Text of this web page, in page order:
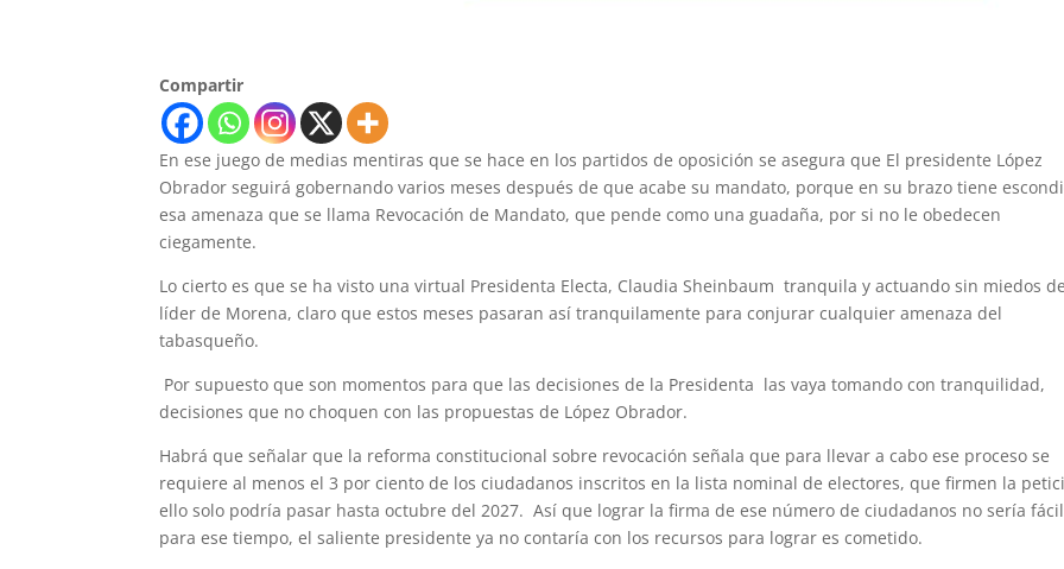
Compartir
En ese juego de medias mentiras que se hace en los partidos de oposición se asegura que El presidente López
Obrador seguirá gobernando varios meses después de que acabe su mandato, porque en su brazo tiene
esa amenaza que se llama Revocación de Mandato, que pende como una guadaña, por si no le obedecen
ciegamente.
Lo cierto es que se ha visto una virtual Presidenta Electa, Claudia Sheinbaum tranquila y actuando sin miedos
líder de Morena, claro que estos meses pasaran así tranquilamente para conjurar cualquier amenaza del
tabasqueño.
Por supuesto que son momentos para que las decisiones de la Presidenta las vaya tomando con tranquilidad,
decisiones que no choquen con las propuestas de López Obrador.
Habrá que señalar que la reforma constitucional sobre revocación señala que para llevar a cabo ese proceso se
requiere al menos el 3 por ciento de los ciudadanos inscritos en la lista nominal de electores, que firmen la
ello solo podría pasar hasta octubre del 2027. Así que lograr la firma de ese número de ciudadanos no sería
para ese tiempo, el saliente presidente ya no contaría con los recursos para lograr es cometido.